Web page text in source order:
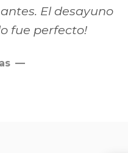
El desayuno
fue perfecto!